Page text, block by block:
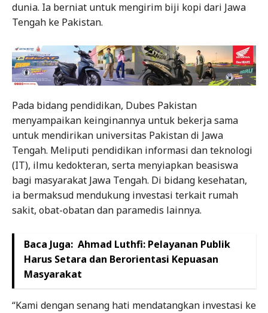
dunia. Ia berniat untuk mengirim biji kopi dari Jawa
Tengah ke Pakistan.
Pada bidang pendidikan, Dubes Pakistan
menyampaikan keinginannya untuk bekerja sama
untuk mendirikan universitas Pakistan di Jawa
Tengah. Meliputi pendidikan informasi dan teknologi
(IT), ilmu kedokteran, serta menyiapkan beasiswa
bagi masyarakat Jawa Tengah. Di bidang kesehatan,
ia bermaksud mendukung investasi terkait rumah
sakit, obat-obatan dan paramedis lainnya.
Baca Juga: Ahmad Luthfi: Pelayanan Publik
Harus Setara dan Berorientasi Kepuasan
Masyarakat
“Kami dengan senang hati mendatangkan investasi ke